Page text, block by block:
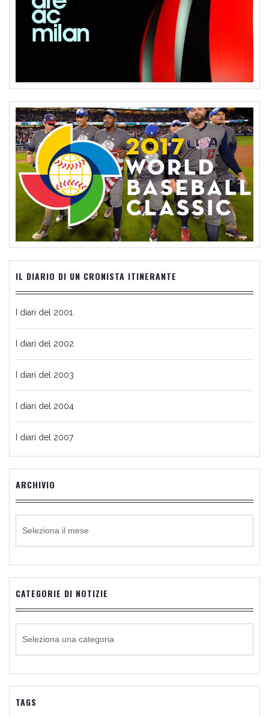
IL DIARIO DI UN CRONISTA ITINERANTE
I diari del 2001
I diari del 2002
I diari del 2003
I diari del 2004
I diari del 2007
ARCHIVIO
CATEGORIE DI NOTIZIE
NOTIZIE
TAGS